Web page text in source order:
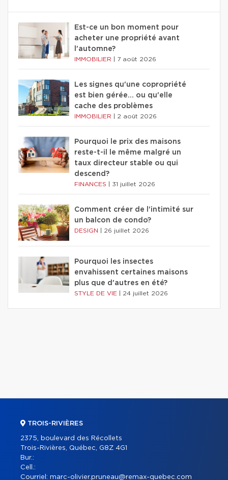
Est-ce un bon moment pour
acheter une propriété avant
l'automne?
IMMOBILIER 7 août 2026
Les signes qu'une copropriété
est bien gérée… ou qu'elle
cache des problèmes
IMMOBILIER 2 août 2026
Pourquoi le prix des maisons
reste-t-il le même malgré un
taux directeur stable ou qui
descend?
FINANCES 31 juillet 2026
Comment créer de l'intimité sur
un balcon de condo?
DESIGN 26 juillet 2026
Pourquoi les insectes
envahissent certaines maisons
plus que d'autres en été?
STYLE DE VIE 24 juillet 2026
TROIS-RIVIÈRES
2375, boulevard des Récollets
Trois-Rivières, Québec, G8Z 4G1
Bur.:
Cell.:
Courriel: marc-olivier.pruneau@remax-quebec.com